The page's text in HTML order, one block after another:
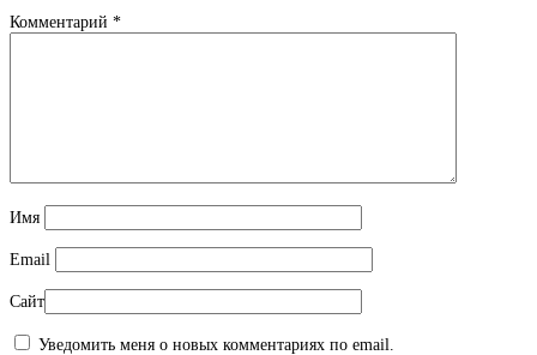
Комментарий *
Имя
Email
Сайт
Уведомить меня о новых комментариях по email.